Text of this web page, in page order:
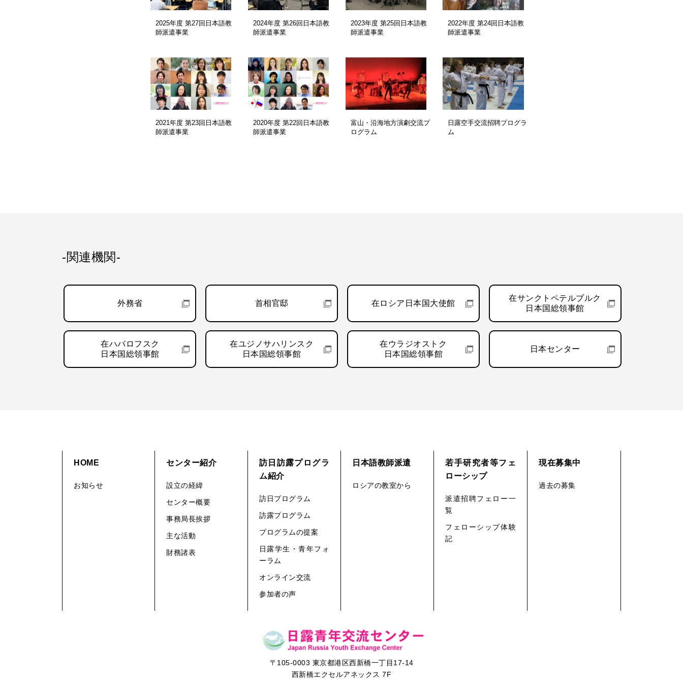
2025年度 第27回日本語教
師派遣事業
2024年度 第26回日本語教
師派遣事業
2023年度 第25回日本語教
師派遣事業
2022年度 第24回日本語教
師派遣事業
2021年度 第23回日本語教
師派遣事業
2020年度 第22回日本語教
師派遣事業
富山・沿海地方演劇交流プ
ログラム
日露空手交流招聘プログラ
ム
-関連機関-
外務省 首相官邸 在ロシア日本国大使館
在サンクトペテルブルク
日本国総領事館
在ハバロフスク
日本国総領事館
在ユジノサハリンスク
日本国総領事館
在ウラジオストク
日本国総領事館
日本センター
HOME
お知らせ
センター紹介
設立の経緯
センター概要
事務局長挨拶
主な活動
財務諸表
訪日訪露プログラ
ム紹介
訪日プログラム
訪露プログラム
プログラムの提案
日露学生・青年フォ
ーラム
オンライン交流
参加者の声
日本語教師派遣
ロシアの教室から
若手研究者等フェ
ローシップ
派遣招聘フェロー一
覧
フェローシップ体験
記
現在募集中
過去の募集
〒105-0003 東京都港区西新橋一丁目17-14
西新橋エクセルアネックス 7F